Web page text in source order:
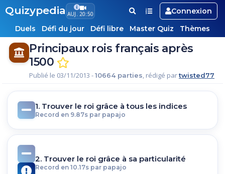
Quizypedia AUJ. 20:50
Connexion
Duels
Défi du jour Défi libre Master Quiz Thèmes
Principaux rois français après
1500
Publié le 03/11/2013 -10664 parties, rédigé partwisted77
1. Trouver le roi grâce à tous les indices
Record en 9.87s par papajo
2. Trouver le roi grâce à sa particularité
Record en 10.17s par papajo